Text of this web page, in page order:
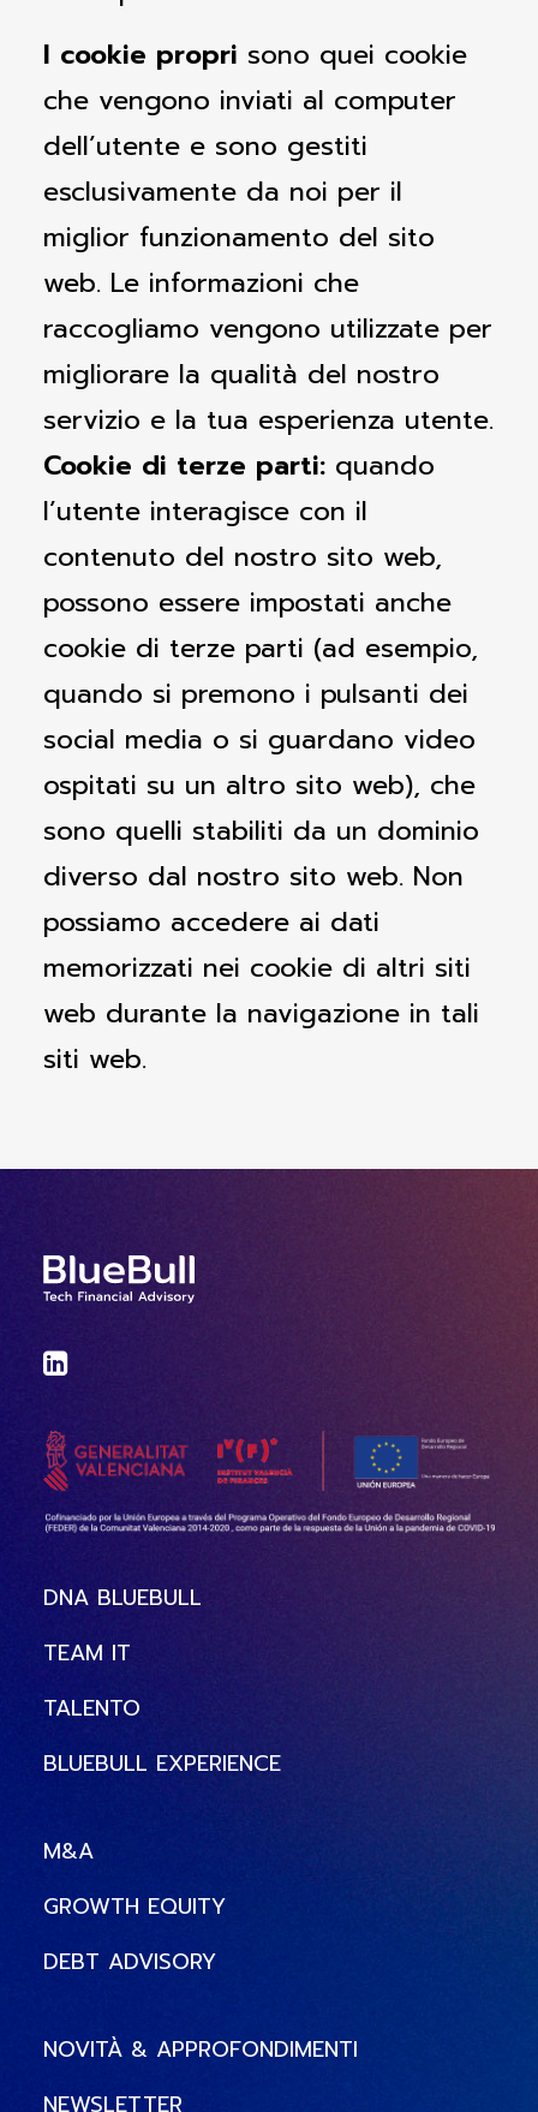
I cookie propri sono quei cookie
che vengono inviati al computer
dell’utente e sono gestiti
esclusivamente da noi per il
miglior funzionamento del sito
web. Le informazioni che
raccogliamo vengono utilizzate per
migliorare la qualità del nostro
servizio e la tua esperienza utente.
Cookie di terze parti: quando
l’utente interagisce con il
contenuto del nostro sito web,
possono essere impostati anche
cookie di terze parti (ad esempio,
quando si premono i pulsanti dei
social media o si guardano video
ospitati su un altro sito web), che
sono quelli stabiliti da un dominio
diverso dal nostro sito web. Non
possiamo accedere ai dati
memorizzati nei cookie di altri siti
web durante la navigazione in tali
siti web.
DNA BLUEBULL
TEAM IT
TALENTO
BLUEBULL EXPERIENCE
M&A
GROWTH EQUITY
DEBT ADVISORY
NOVITÀ & APPROFONDIMENTI
NEWSLETTER